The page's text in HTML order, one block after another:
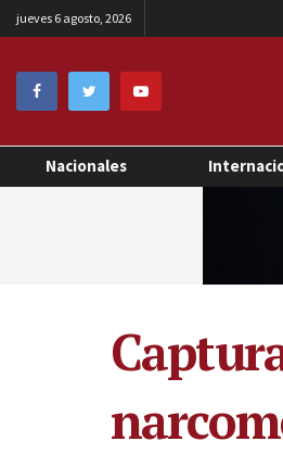
jueves 6 agosto, 2026
Nacionales